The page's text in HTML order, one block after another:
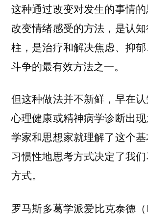
这种通过改变对发生的事情
改变情绪感受的方法，是认
柱，是治疗和解决焦虑、抑
斗争的最有效方法之一。
但这种做法并不新鲜，早在认
心理健康或精神病学诊断出
学家和思想家就理解了这个
习惯性地思考方式决定了我
方式。
罗马斯多葛学派爱比克泰德